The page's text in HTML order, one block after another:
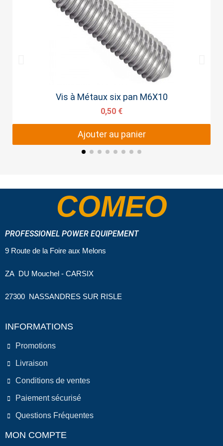
Aperçu rapide
Vis à Métaux six pan M6X10
0,50 €
Ajouter au panier
COMEO
PROFESSIONEL POWER EQUIPEMENT
9 Route de la Foire aux Melons
ZA DU Mouchel - CARSIX
27300 NASSANDRES SUR RISLE
INFORMATIONS
Promotions
Livraison
Conditions de ventes
Paiement sécurisé
Questions Fréquentes
MON COMPTE